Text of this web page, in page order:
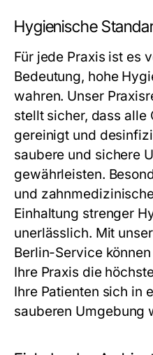
Hygienische
Für jede Praxis ist es
Bedeutung, hohe
wahren. Unser
stellt sicher, dass
gereinigt und
saubere und sichere
gewährleisten.
und
Einhaltung strenger
unerlässlich. Mit
Berlin-Service
Ihre Praxis die
Ihre Patienten sich in
sauberen Umgebung